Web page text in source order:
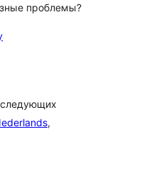
проблемы?
следующих
,